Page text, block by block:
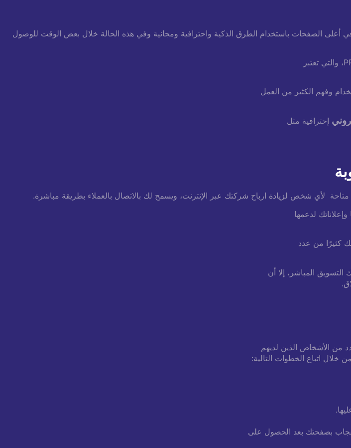
الصفحات باستخدام الطرق الذكية واحترافية ومجانية وفي هذه الحالة خلال بعض الوقت للوصول
وفهم الكثير من العمل
إحترافية مثل
لأي شخص لزيادة ارباح شركتك عبر الإنترنت، ويسمح لك بالاتصال بالعملاء بطريقة مباشرة.
لدعمها
كثيرًا من عدد
المباشر، إلا أن
من الأشخاص الذين لديهم
اتباع الخطوات التالية:
بصفحتك بعد الحصول على